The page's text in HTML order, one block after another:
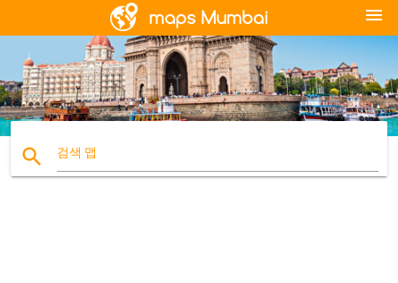
menu
search 검색 맵